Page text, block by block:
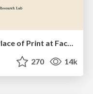
Imperfection Machines: The Place of Print at Facebook
270 14k